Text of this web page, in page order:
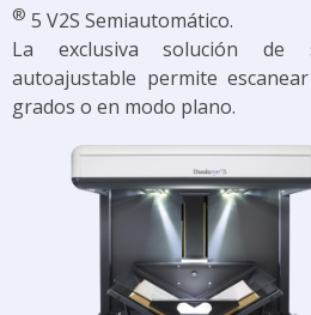
® 5 V2S Semiautomático.
La exclusiva solución de
autoajustable permite
grados o en modo plano.